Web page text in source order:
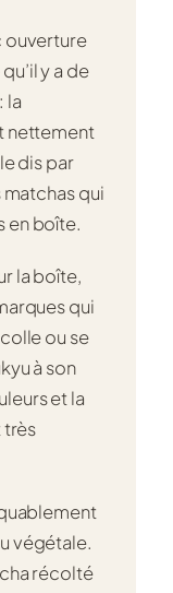
ouverture
y a de
la
nettement
dis par
matchas qui
en boîte.
la boîte,
qui
ou se
à son
et la
très
végétale.
récolté